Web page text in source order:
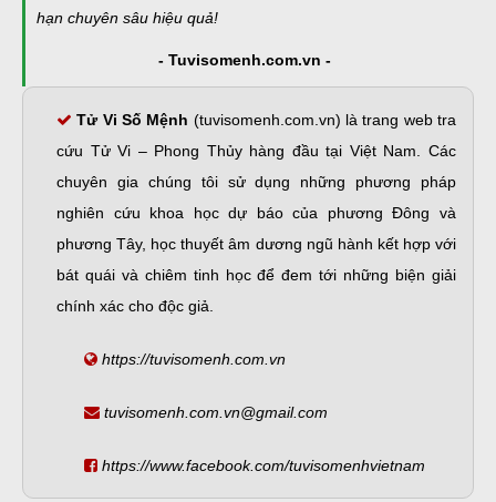
hạn chuyên sâu hiệu quả!
- Tuvisomenh.com.vn -
Tử Vi Số Mệnh (tuvisomenh.com.vn) là trang web tra
cứu Tử Vi – Phong Thủy hàng đầu tại Việt Nam. Các
chuyên gia chúng tôi sử dụng những phương pháp
nghiên cứu khoa học dự báo của phương Đông và
phương Tây, học thuyết âm dương ngũ hành kết hợp với
bát quái và chiêm tinh học để đem tới những biện giải
chính xác cho độc giả.
https://tuvisomenh.com.vn
tuvisomenh.com.vn@gmail.com
https://www.facebook.com/tuvisomenhvietnam